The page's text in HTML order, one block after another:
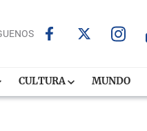
CULTURA MUNDO